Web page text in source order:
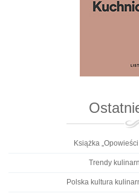
Książka
Trendy
Polska kultura